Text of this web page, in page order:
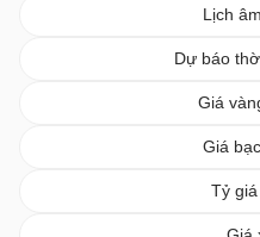
Lịch
Dự báo
Giá
Giá
Tỷ